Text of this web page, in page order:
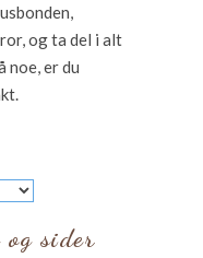
og ta del i alt
noe, er du
og sider